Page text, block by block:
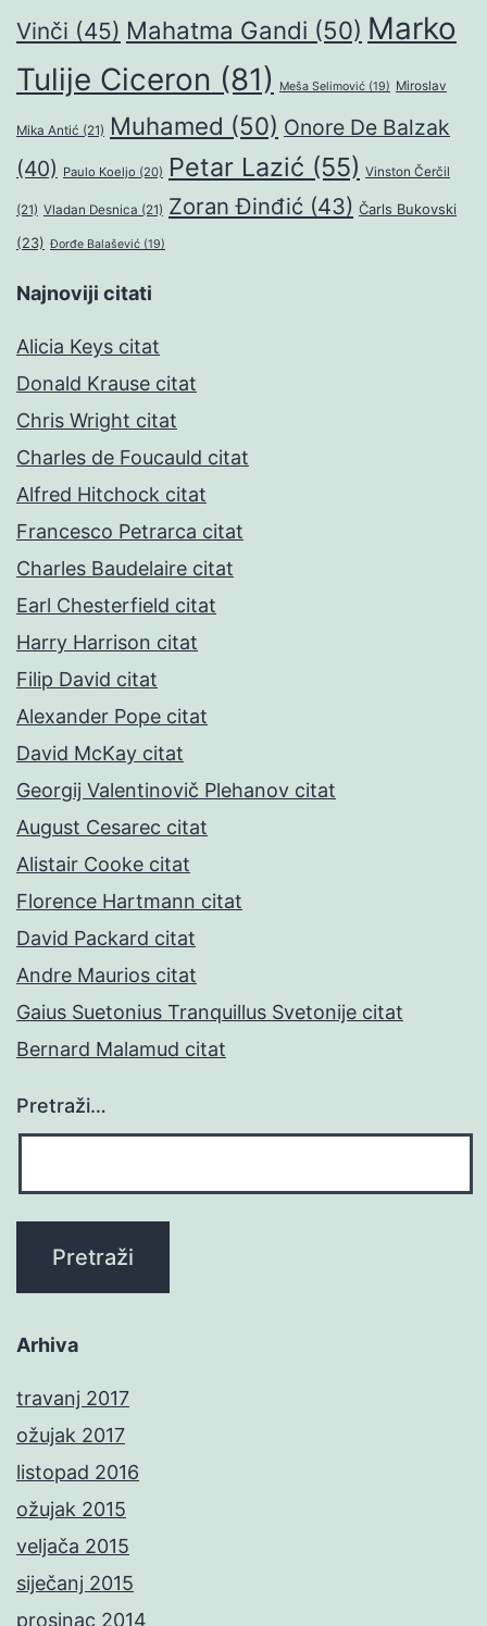
Vinči (45) Mahatma Gandi (50) Marko
Tulije Ciceron (81) Meša Selimović (19) Miroslav
Mika Antić (21) Muhamed (50) Onore De Balzak
(40) Paulo Koeljo (20) Petar Lazić (55) Vinston Čerčil
(21) Vladan Desnica (21) Zoran Đinđić (43) Čarls Bukovski
(23) Đorđe Balašević (19)
Najnoviji citati
Alicia Keys citat
Donald Krause citat
Chris Wright citat
Charles de Foucauld citat
Alfred Hitchock citat
Francesco Petrarca citat
Charles Baudelaire citat
Earl Chesterfield citat
Harry Harrison citat
Filip David citat
Alexander Pope citat
David McKay citat
Georgij Valentinovič Plehanov citat
August Cesarec citat
Alistair Cooke citat
Florence Hartmann citat
David Packard citat
Andre Maurios citat
Gaius Suetonius Tranquillus Svetonije citat
Bernard Malamud citat
Pretraži…
Arhiva
travanj 2017
ožujak 2017
listopad 2016
ožujak 2015
veljača 2015
siječanj 2015
prosinac 2014